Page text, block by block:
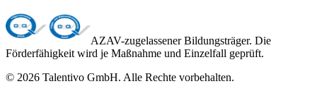
AZAV-zugelassener Bildungsträger. Die
Förderfähigkeit wird je Maßnahme und Einzelfall geprüft.
© 2026 Talentivo GmbH. Alle Rechte vorbehalten.